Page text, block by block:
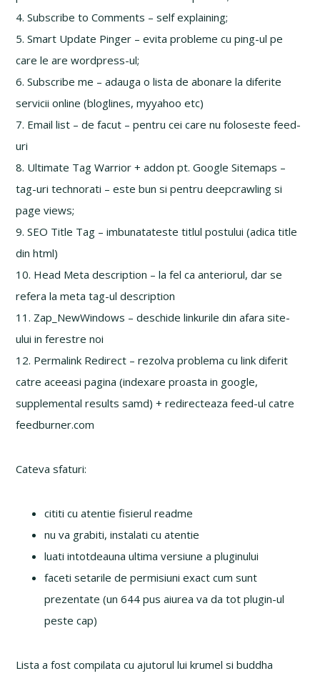
4. Subscribe to Comments – self explaining;
5. Smart Update Pinger – evita probleme cu ping-ul pe
care le are wordpress-ul;
6. Subscribe me – adauga o lista de abonare la diferite
servicii online (bloglines, myyahoo etc)
7. Email list – de facut – pentru cei care nu foloseste feed-
uri
8. Ultimate Tag Warrior + addon pt. Google Sitemaps –
tag-uri technorati – este bun si pentru deepcrawling si
page views;
9. SEO Title Tag – imbunatateste titlul postului (adica title
din html)
10. Head Meta description – la fel ca anteriorul, dar se
refera la meta tag-ul description
11. Zap_NewWindows – deschide linkurile din afara site-
ului in ferestre noi
12. Permalink Redirect – rezolva problema cu link diferit
catre aceeasi pagina (indexare proasta in google,
supplemental results samd) + redirecteaza feed-ul catre
feedburner.com
Cateva sfaturi:
cititi cu atentie fisierul readme
nu va grabiti, instalati cu atentie
luati intotdeauna ultima versiune a pluginului
faceti setarile de permisiuni exact cum sunt
prezentate (un 644 pus aiurea va da tot plugin-ul
peste cap)
Lista a fost compilata cu ajutorul lui krumel si buddha